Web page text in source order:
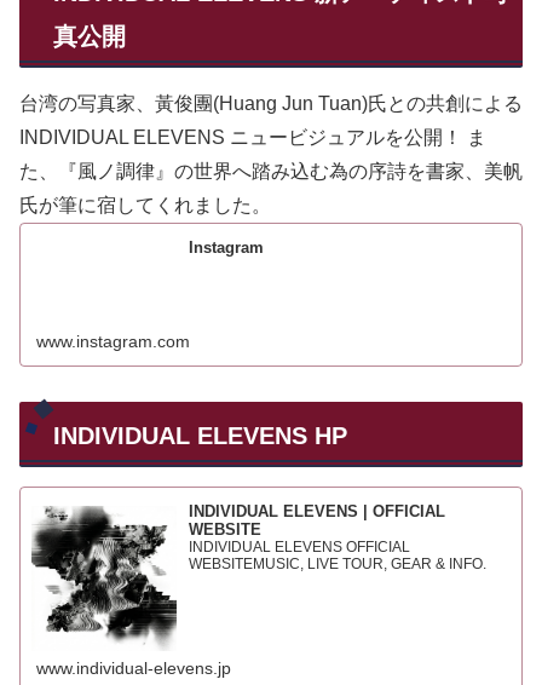
真公開
台湾の写真家、黃俊團(Huang Jun Tuan)氏との共創による
INDIVIDUAL ELEVENS ニュービジュアルを公開！ ま
た、『風ノ調律』の世界へ踏み込む為の序詩を書家、美帆
氏が筆に宿してくれました。
Instagram
www.instagram.com
INDIVIDUAL ELEVENS HP
INDIVIDUAL ELEVENS | OFFICIAL
WEBSITE
INDIVIDUAL ELEVENS OFFICIAL
WEBSITEMUSIC, LIVE TOUR, GEAR & INFO.
www.individual-elevens.jp